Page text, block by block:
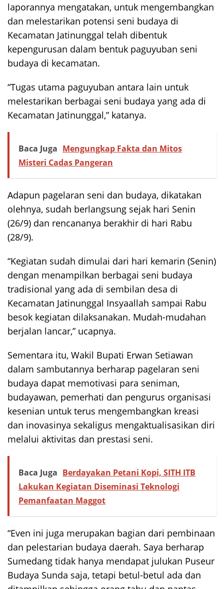
laporannya mengatakan, untuk mengembangkan
dan melestarikan potensi seni budaya di
Kecamatan Jatinunggal telah dibentuk
kepengurusan dalam bentuk paguyuban seni
budaya di kecamatan.
“Tugas utama paguyuban antara lain untuk
melestarikan berbagai seni budaya yang ada di
Kecamatan Jatinunggal,” katanya.
Baca Juga Mengungkap Fakta dan Mitos
Misteri Cadas Pangeran
Adapun pagelaran seni dan budaya, dikatakan
olehnya, sudah berlangsung sejak hari Senin
(26/9) dan rencananya berakhir di hari Rabu
(28/9).
“Kegiatan sudah dimulai dari hari kemarin (Senin)
dengan menampilkan berbagai seni budaya
tradisional yang ada di sembilan desa di
Kecamatan Jatinunggal Insyaallah sampai Rabu
besok kegiatan dilaksanakan. Mudah-mudahan
berjalan lancar,” ucapnya.
Sementara itu, Wakil Bupati Erwan Setiawan
dalam sambutannya berharap pagelaran seni
budaya dapat memotivasi para seniman,
budayawan, pemerhati dan pengurus organisasi
kesenian untuk terus mengembangkan kreasi
dan inovasinya sekaligus mengaktualisasikan diri
melalui aktivitas dan prestasi seni.
Baca Juga Berdayakan Petani Kopi, SITH ITB
Lakukan Kegiatan Diseminasi Teknologi
Pemanfaatan Maggot
“Even ini juga merupakan bagian dari pembinaan
dan pelestarian budaya daerah. Saya berharap
Sumedang tidak hanya mendapat julukan Puseur
Budaya Sunda saja, tetapi betul-betul ada dan